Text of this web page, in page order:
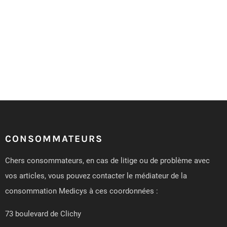
CONSOMMATEURS
Chers consommateurs, en cas de litige ou de problème avec
vos articles, vous pouvez contacter le médiateur de la
consommation Medicys à ces coordonnées :
73 boulevard de Clichy